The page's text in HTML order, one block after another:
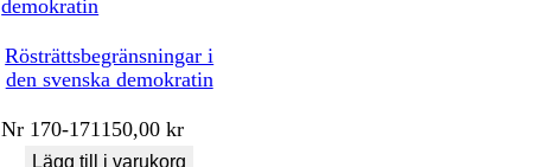
Rösträttsbegränsningar i
den svenska demokratin
Nr 170-171150,00kr
Lägg till i varukorg